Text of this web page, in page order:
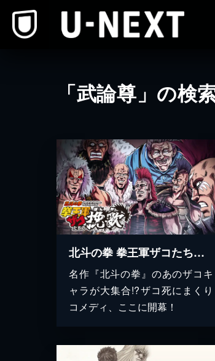
「武論尊」の検
北斗の拳 拳王軍ザコたちの挽歌
名作『北斗の拳』のあのザコキ
ャラが大集合!?ザコ死にまくり
コメディ、ここに開幕！